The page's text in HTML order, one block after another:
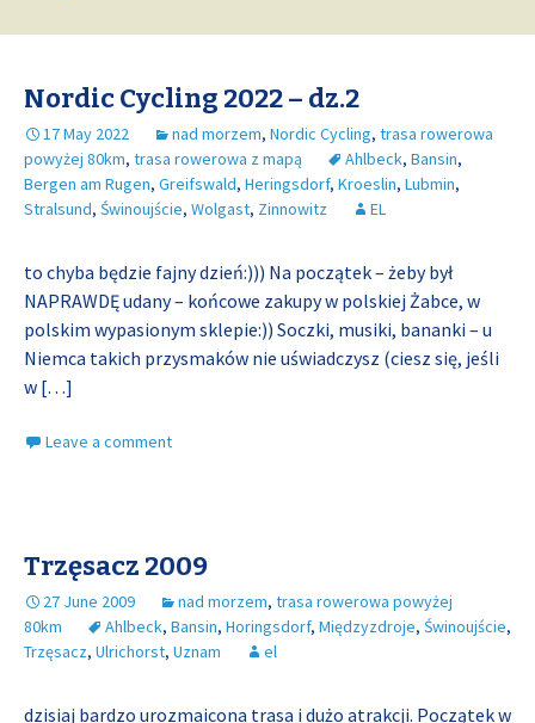
Nordic Cycling 2022 – dz.2
17 May 2022 nad morzem, Nordic Cycling, trasa rowerowa
powyżej 80km, trasa rowerowa z mapą Ahlbeck, Bansin,
Bergen am Rugen, Greifswald, Heringsdorf, Kroeslin, Lubmin,
Stralsund, Świnoujście, Wolgast, Zinnowitz EL
to chyba będzie fajny dzień:))) Na początek – żeby był
NAPRAWDĘ udany – końcowe zakupy w polskiej Żabce, w
polskim wypasionym sklepie:)) Soczki, musiki, bananki – u
Niemca takich przysmaków nie uświadczysz (ciesz się, jeśli
w […]
Leave a comment
Trzęsacz 2009
27 June 2009 nad morzem, trasa rowerowa powyżej
80km
Ahlbeck, Bansin, Horingsdorf, Międzyzdroje, Świnoujście,
Trzęsacz, Ulrichorst, Uznam el
dzisiaj bardzo urozmaicona trasa i dużo atrakcji. Początek w